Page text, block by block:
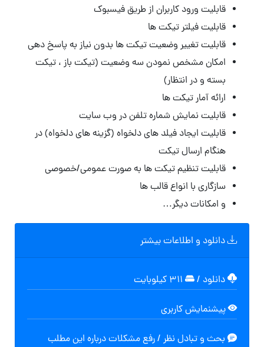
قابلیت ورود کاربران از طریق فیسبوک
قابلیت فیلتر تیکت ها
قابلیت تغییر وضعیت تیکت ها بدون نیاز به پاسخ دهی
امکان مشخص نمودن سه وضعیت (تیکت باز ، تیکت
بسته و در انتظار)
ارائه آمار تیکت ها
قابلیت نمایش شماره تلفن در وب سایت
قابلیت ایجاد فیلد های دلخواه (گزینه های دلخواه) در
هنگام ارسال تیکت
قابلیت تنظیم تیکت ها به صورت عمومی/خصوصی
سازگاری با انواع قالب ها
و امکانات دیگر…
دانلود و اطلاعات بیشتر
دانلود /
پیشنمایش کاربری
بحث و تبادل نظر / رفع مشکلات درباره این مطلب